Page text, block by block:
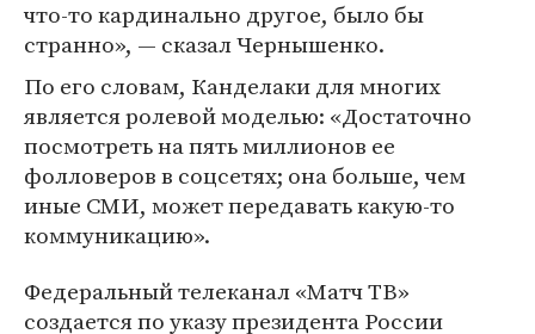
что-то кардинально другое, было бы
странно», — сказал Чернышенко.
По его словам, Канделаки для многих
является ролевой моделью: «Достаточно
посмотреть на пять миллионов ее
фолловеров в соцсетях; она больше, чем
иные СМИ, может передавать какую-то
коммуникацию».
Федеральный телеканал «Матч ТВ»
создается по указу президента России